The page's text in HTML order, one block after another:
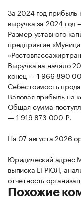
За 2024 год прибыль
выручка за 2024
Размер уставного
предприятие
Выручка на начало
конец — 1 966 890
Себестоимость
Валовая прибыль на
Общая сумма
— 1 919 873 000 ₽.
На 07 августа 2026
Юридический адрес
выписка ЕГРЮЛ,
отчетность
Похожие